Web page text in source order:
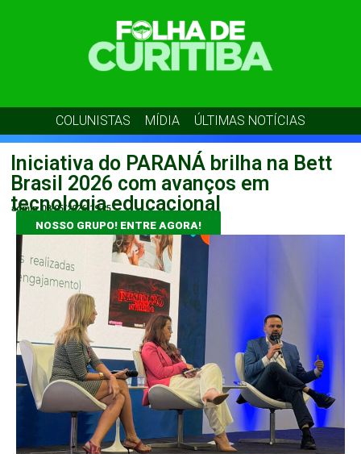
COLUNISTAS MÍDIA ÚLTIMAS NOTÍCIAS
Iniciativa do PARANÁ brilha na Bett
Brasil 2026 com avanços em
tecnologia educacional
admin 08/05/2026 19:25
NOSSO GRUPO! ENTRE AGORA!